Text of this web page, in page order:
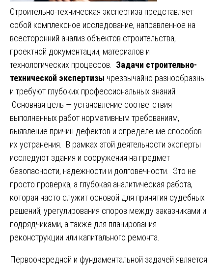
Строительно-техническая экспертиза представляет
собой комплексное исследование, направленное на
всесторонний анализ объектов строительства,
проектной документации, материалов и
технологических процессов. Задачи строительно-
технической экспертизы чрезвычайно разнообразны
и требуют глубоких профессиональных знаний.
Основная цель — установление соответствия
выполненных работ нормативным требованиям,
выявление причин дефектов и определение способов
их устранения. В рамках этой деятельности эксперты
исследуют здания и сооружения на предмет
безопасности, надежности и долговечности. Это не
просто проверка, а глубокая аналитическая работа,
которая часто служит основой для принятия судебных
решений, урегулирования споров между заказчиками и
подрядчиками, а также для планирования
реконструкции или капитального ремонта.
Первоочередной и фундаментальной задачей является